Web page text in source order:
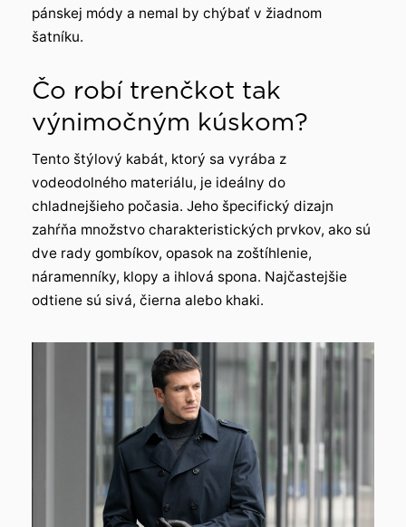
pánskej módy a nemal by chýbať v žiadnom
šatníku.
Čo robí trenčkot tak
výnimočným kúskom?
Tento štýlový kabát, ktorý sa vyrába z
vodeodolného materiálu, je ideálny do
chladnejšieho počasia. Jeho špecifický dizajn
zahŕňa množstvo charakteristických prvkov, ako sú
dve rady gombíkov, opasok na zoštíhlenie,
náramenníky, klopy a ihlová spona. Najčastejšie
odtiene sú sivá, čierna alebo khaki.